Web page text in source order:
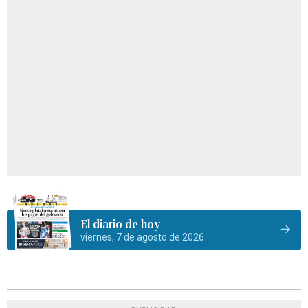
El diario de hoy
viernes, 7 de agosto de 2026